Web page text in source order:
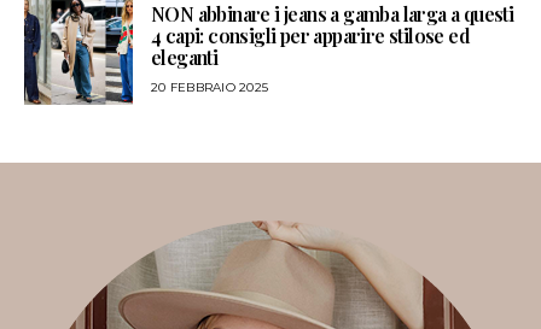
NON abbinare i jeans a gamba larga a questi
4 capi: consigli per apparire stilose ed
eleganti
20 FEBBRAIO 2025